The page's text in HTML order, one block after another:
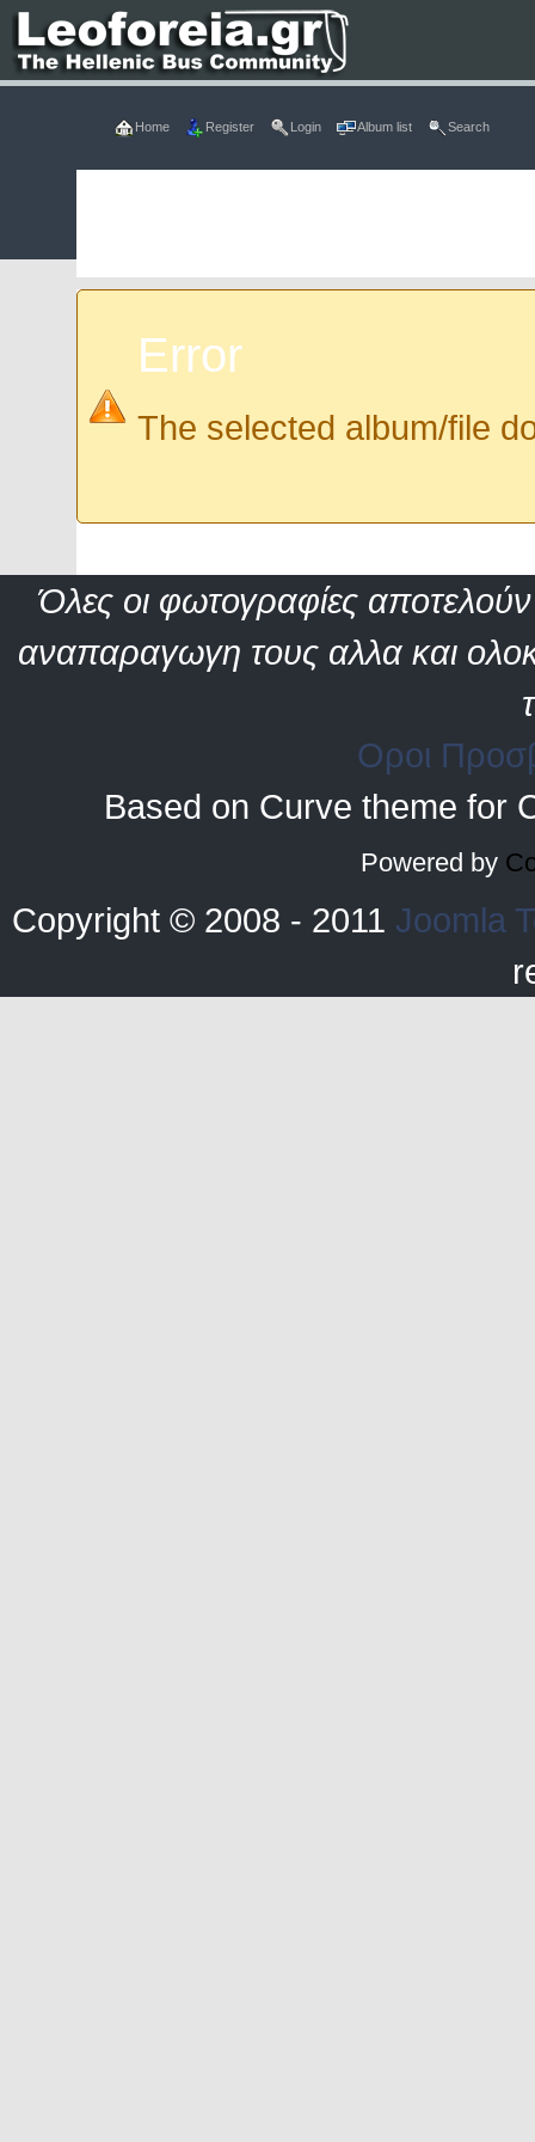
Home Register Login Album list Search
Error
The selected album/file
Όλες οι φωτογραφίες αποτελούν
αναπαραγωγη τους αλλα και
Οροι
Based on Curve theme for
Powered by
Copyright © 2008 - 2011 Joomla